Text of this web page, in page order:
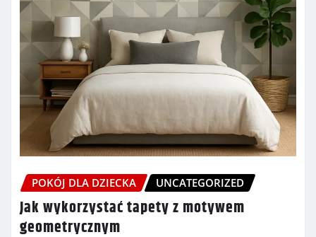
POKÓJ DLA DZIECKA UNCATEGORIZED
Jak wykorzystać tapety z motywem
geometrycznym